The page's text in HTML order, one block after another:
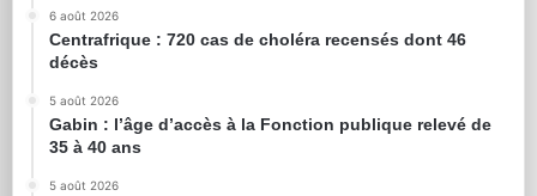
6 août 2026
Centrafrique : 720 cas de choléra recensés dont 46
décès
5 août 2026
Gabin : l’âge d’accès à la Fonction publique relevé de
35 à 40 ans
5 août 2026